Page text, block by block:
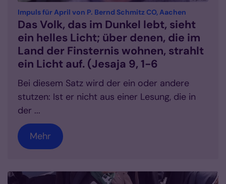
Impuls für April von P. Bernd Schmitz CO, Aachen
Das Volk, das im Dunkel lebt, sieht
ein helles Licht; über denen, die im
Land der Finsternis wohnen, strahlt
ein Licht auf. (Jesaja 9, 1-6
Bei diesem Satz wird der ein oder andere
stutzen: Ist er nicht aus einer Lesung, die in
der ...
Mehr